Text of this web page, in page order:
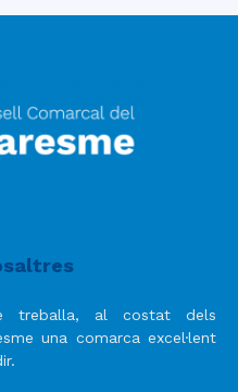
treballa, al costat dels
una comarca excel·lent